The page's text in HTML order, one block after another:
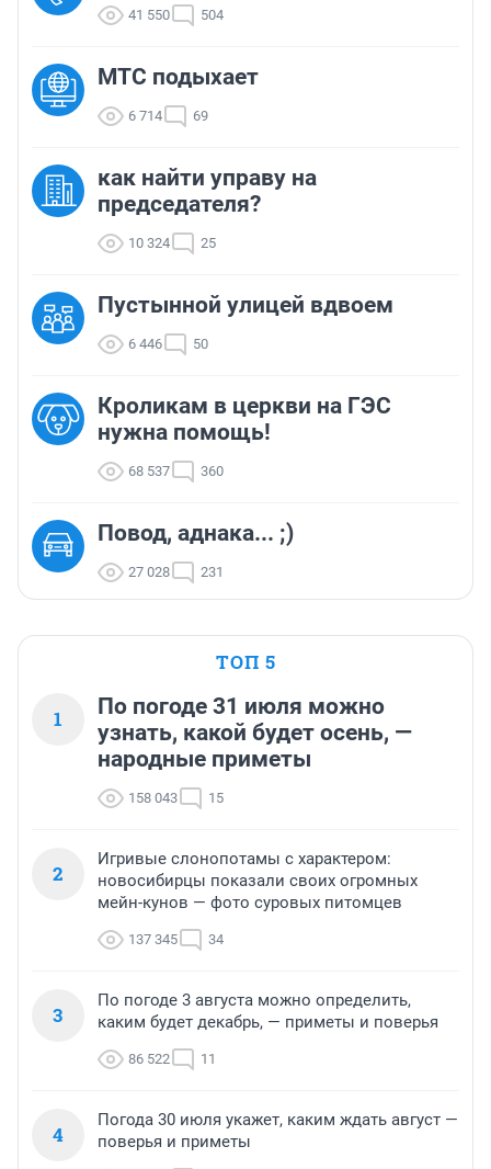
41 550 504
МТС подыхает
6 714 69
как найти управу на
председателя?
10 324 25
Пустынной улицей вдвоем
6 446 50
Кроликам в церкви на ГЭС
нужна помощь!
68 537 360
Повод, аднака... ;)
27 028 231
ТОП 5
1
По погоде 31 июля можно
узнать, какой будет осень, —
народные приметы
158 043 15
2
Игривые слонопотамы с характером:
новосибирцы показали своих огромных
мейн-кунов — фото суровых питомцев
137 345 34
3
По погоде 3 августа можно определить,
каким будет декабрь, — приметы и поверья
86 522 11
4
Погода 30 июля укажет, каким ждать август —
поверья и приметы